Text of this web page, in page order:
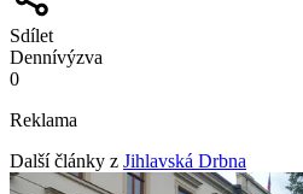
Sdílet
Dennívýzva
0
Reklama
Další články z Jihlavská Drbna